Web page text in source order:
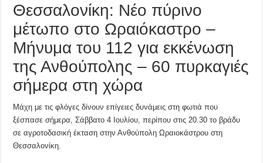
Θεσσαλονίκη: Νέο πύρινο
μέτωπο στο Ωραιόκαστρο –
Μήνυμα του 112 για εκκένωση
της Ανθούπολης – 60 πυρκαγιές
σήμερα στη χώρα
Μάχη με τις φλόγες δίνουν επίγειες δυνάμεις στη φωτιά που
ξέσπασε σήμερα, Σάββατο 4 Ιουλίου, περίπου στις 20.30 το βράδυ
σε αγροτοδασική έκταση στην Ανθούπολη Ωραιοκάστρου στη
Θεσσαλονίκη.